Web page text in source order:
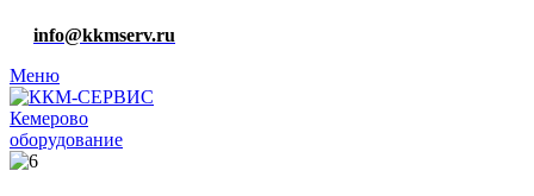
info@kkmserv.ru
Меню
оборудование